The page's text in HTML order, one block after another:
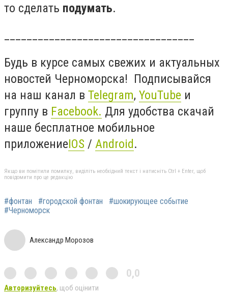
то сделать подумать.
Будь в курсе самых свежих и актуальных
новостей Черноморска! Подписывайся
на наш канал в Telegram, YouTube и
группу в Facebook. Для удобства скачай
наше бесплатное мобильное
приложениеIOS / Android.
Якщо ви помітили помилку, виділіть необхідний текст і натисніть Ctrl + Enter, щоб
повідомити про це редакцію
#фонтан #городской фонтан
#шокирующее событие
#Черноморск
Александр Морозов
0,0
Авторизуйтесь, щоб оцінити